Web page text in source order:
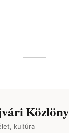
Közlöny
kultúra